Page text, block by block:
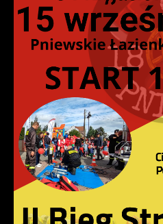
naszych komunikatów na
upodobań oraz Twoich
przeglądanej witryny
mogą pojawić się na
lub firm będących naszymi
dostawców usług. Firmy te
pośredników
wiadomości, ofert,
społecznościowych.